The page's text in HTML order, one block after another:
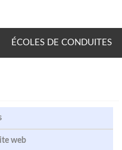
ÉCOLES DE CONDUITES
web